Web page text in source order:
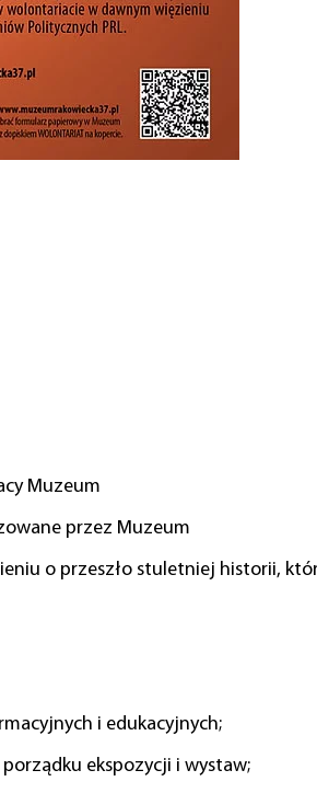
Muzeum
przez Muzeum
o przeszło stuletniej historii,
i edukacyjnych;
ekspozycji i wystaw;